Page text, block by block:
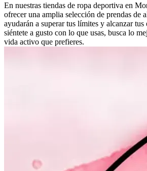
En nuestras tiendas de ropa deportiva en
ofrecer una amplia selección de prendas de
ayudarán a superar tus límites y alcanzar
siéntete a gusto con lo que usas, busca lo
vida activo que prefieres.